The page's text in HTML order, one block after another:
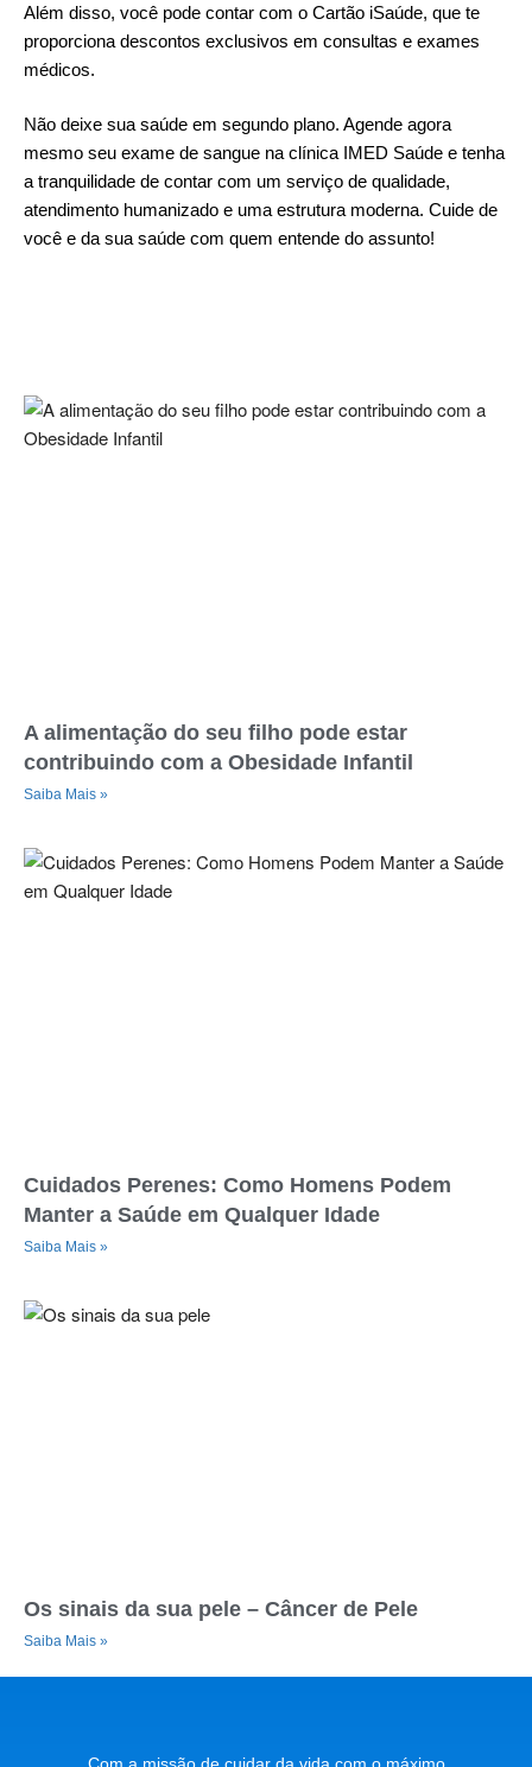
Além disso, você pode contar com o Cartão iSaúde, que te
proporciona descontos exclusivos em consultas e exames
médicos.
Não deixe sua saúde em segundo plano. Agende agora
mesmo seu exame de sangue na clínica IMED Saúde e tenha
a tranquilidade de contar com um serviço de qualidade,
atendimento humanizado e uma estrutura moderna. Cuide de
você e da sua saúde com quem entende do assunto!
A alimentação do seu filho pode estar
contribuindo com a Obesidade Infantil
Saiba Mais »
Cuidados Perenes: Como Homens Podem
Manter a Saúde em Qualquer Idade
Saiba Mais »
Os sinais da sua pele – Câncer de Pele
Saiba Mais »